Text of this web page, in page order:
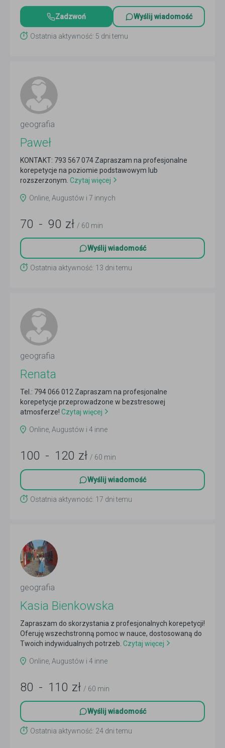
Zadzwoń Wyślij wiadomość
Ostatnia aktywność: 5 dni temu
geografia
Paweł
KONTAKT: 793 567 074 Zapraszam na profesjonalne
korepetycje na poziomie podstawowym lub
rozszerzonym. Czytaj więcej
Online, Augustów i 7 innych
70 - 90 zł / 60 min
Wyślij wiadomość
Ostatnia aktywność: 13 dni temu
geografia
Renata
Tel.: 794 066 012 Zapraszam na profesjonalne
korepetycje przeprowadzone w bezstresowej
atmosferze! Czytaj więcej
Online, Augustów i 4 inne
100 - 120 zł / 60 min
Wyślij wiadomość
Ostatnia aktywność: 17 dni temu
geografia
Kasia Bienkowska
Zapraszam do skorzystania z profesjonalnych korepetycji!
Oferuję wszechstronną pomoc w nauce, dostosowaną do
Twoich indywidualnych potrzeb. Czytaj więcej
Online, Augustów i 4 inne
80 - 110 zł / 60 min
Wyślij wiadomość
Ostatnia aktywność: 24 dni temu